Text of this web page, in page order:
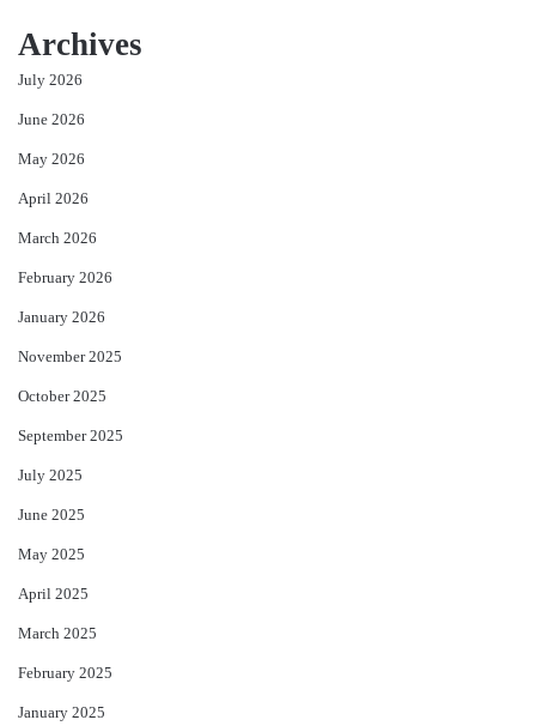
Archives
July 2026
June 2026
May 2026
April 2026
March 2026
February 2026
January 2026
November 2025
October 2025
September 2025
July 2025
June 2025
May 2025
April 2025
March 2025
February 2025
January 2025